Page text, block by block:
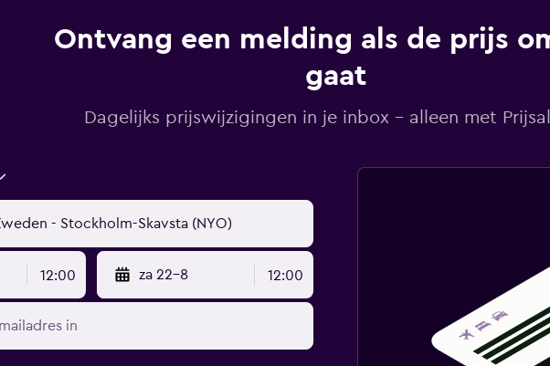
Ontvang een melding als de prijs
gaat
Dagelijks prijswijzigingen in je inbox - alleen met
12:00 za 22-8 12:00